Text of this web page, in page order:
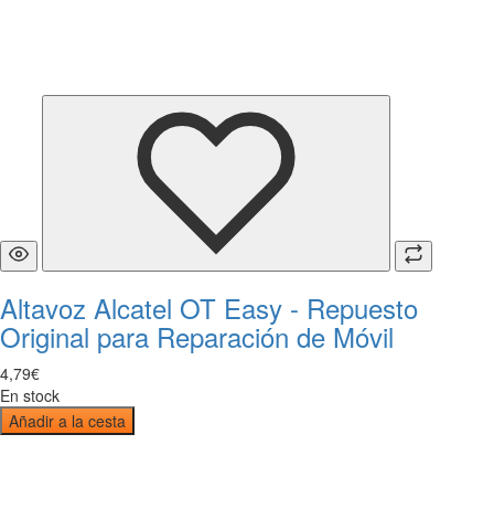
Altavoz Alcatel OT Easy - Repuesto
Original para Reparación de Móvil
4,79€
En stock
Añadir a la cesta